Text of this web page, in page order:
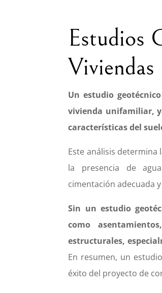
Estudios
Un estudio
vivienda unifamiliar,
características del
Este análisis
la presencia de
cimentación adecuada
Sin un estudio
como
estructurales,
En resumen, un
éxito del proyecto de